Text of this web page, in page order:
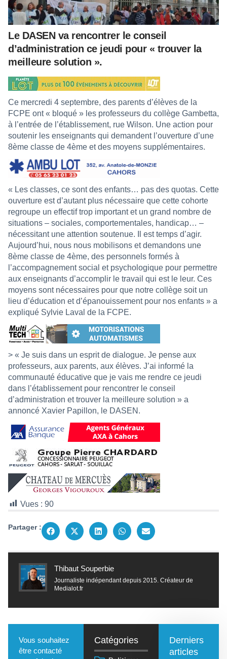
Le DASEN va rencontrer le conseil
d’administration ce jeudi pour « trouver la
meilleure solution ».
Ce mercredi 4 septembre, des parents d’élèves de la
FCPE ont « bloqué » les professeurs du collège Gambetta,
à l’entrée de l’établissement, rue Wilson. Une action pour
soutenir les enseignants qui demandent l’ouverture d’une
8ème classe de 4ème et des moyens supplémentaires.
« Les classes, ce sont des enfants… pas des quotas. Cette
ouverture est d’autant plus nécessaire que cette cohorte
regroupe un effectif trop important et un grand nombre de
situations – sociales, comportementales, handicap… –
nécessitant une attention soutenue. Il est temps d’agir.
Aujourd’hui, nous nous mobilisons et demandons une
8ème classe de 4ème, des personnels formés à
l’accompagnement social et psychologique pour permettre
aux enseignants d’accomplir le travail qui est le leur. Ces
moyens sont nécessaires pour que notre collège soit un
lieu d’éducation et d’épanouissement pour nos enfants » a
expliqué Sylvie Laval de la FCPE.
> « Je suis dans un esprit de dialogue. Je pense aux
professeurs, aux parents, aux élèves. J’ai informé la
communauté éducative que je vais me rendre ce jeudi
dans l’établissement pour rencontrer le conseil
d’administration et trouver la meilleure solution » a
annoncé Xavier Papillon, le DASEN.
Vues : 90
Partager :
Thibaut Souperbie
Journaliste indépendant depuis 2015. Créateur de
Medialot.fr
Vous souhaitez
être contacté
Catégories
Derniers
articles